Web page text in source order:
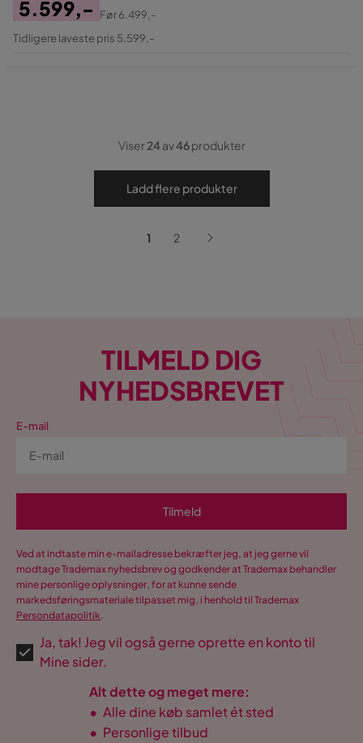
Pris
5.599,-
Original
Før6.499,-
Tidligere laveste pris 5.599,-
Viser24av46produkter
Ladd flere produkter
1 2
TILMELD DIG
NYHEDSBREVET
E-mail
Tilmeld
Ved at indtaste min e-mailadresse bekræfter jeg, at jeg gerne vil
modtage Trademax nyhedsbrev og godkender at Trademax behandler
mine personlige oplysninger, for at kunne sende
markedsføringsmateriale tilpasset mig, i henhold til Trademax
Persondatapolitik.
Ja, tak! Jeg vil også gerne oprette en konto til
Mine sider.
Alt dette og meget mere:
• Alle dine køb samlet ét sted
• Personlige tilbud